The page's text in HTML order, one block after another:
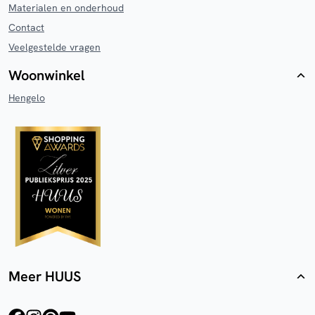
Materialen en onderhoud
Contact
Veelgestelde vragen
Woonwinkel
Hengelo
Meer HUUS